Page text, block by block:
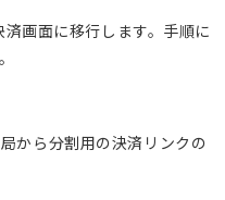
画面に移行します。手順に
から分割用の決済リンクの